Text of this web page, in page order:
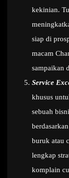
kekinian.
siap di
macam
sampaikan
Service
khusus
sebuah
buruk atau
lengkap
komplain